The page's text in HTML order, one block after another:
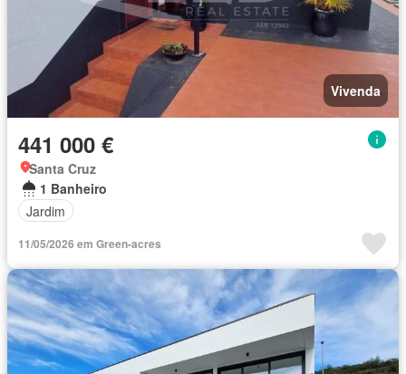
Vivenda
441 000 €
Santa Cruz
1 Banheiro
Jardim
11/05/2026 em Green-acres